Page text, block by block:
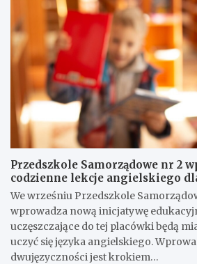
Przedszkole Samorządowe nr 2
codzienne lekcje angielskiego
We wrześniu Przedszkole
wprowadza nową inicjatywę
uczęszczające do tej placówki będą
uczyć się języka angielskiego.
dwujęzyczności jest krokiem…